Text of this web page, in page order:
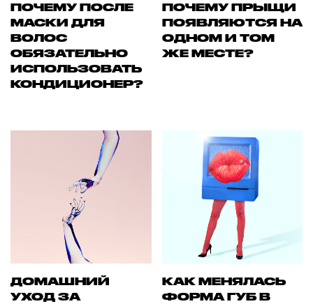
ПОЧЕМУ ПОСЛЕ
МАСКИ ДЛЯ
ВОЛОС
ОБЯЗАТЕЛЬНО
ИСПОЛЬЗОВАТЬ
КОНДИЦИОНЕР?
ПОЧЕМУ ПРЫЩИ
ПОЯВЛЯЮТСЯ НА
ОДНОМ И ТОМ
ЖЕ МЕСТЕ?
ДОМАШНИЙ
УХОД ЗА
КАК МЕНЯЛАСЬ
ФОРМА ГУБ В